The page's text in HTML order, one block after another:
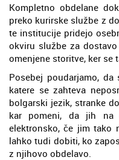
Kompletno obdelane
preko kurirske službe z
te institucije pridejo
okviru službe za
omenjene storitve, ker se
Posebej poudarjamo,
katere se zahteva
bolgarski jezik, stranke
kar pomeni, da jih na
elektronsko, če jim tako
lahko tudi dobiti, ko
z njihovo obdelavo.